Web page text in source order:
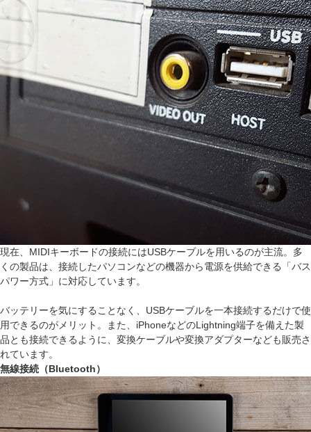
現在、MIDIキーボードの接続にはUSBケーブルを用いるのが主流。多
くの製品は、接続したパソコンなどの機器から電源を供給できる「バス
パワー方式」に対応しています。
バッテリーを気にすることなく、USBケーブルを一本接続するだけで使
用できるのがメリット。また、iPhoneなどのLightning端子を備えた製
品とも接続できるように、変換ケーブルや変換アダプターなども販売さ
れています。
無線接続（Bluetooth）